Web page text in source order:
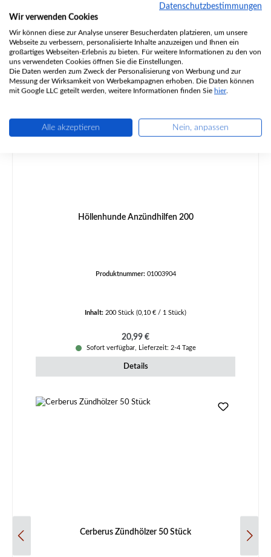
Lieferzeit ca. 2-3 Wochen
Details
Nur 1 auf Lager!
Höllenhunde Anzündhilfen 200
Produktnummer: 01003904
Inhalt: 200 Stück (0,10 € / 1 Stück)
Regulärer Preis:
20,99 €
Sofort verfügbar, Lieferzeit: 2-4 Tage
Details
Cerberus Zündhölzer 50 Stück
Datenschutzbestimmungen
Wir verwenden Cookies
Wir können diese zur Analyse unserer Besucherdaten platzieren, um unsere
Webseite zu verbessern, personalisierte Inhalte anzuzeigen und Ihnen ein
großartiges Webseiten-Erlebnis zu bieten. Für weitere Informationen zu den von
uns verwendeten Cookies öffnen Sie die Einstellungen.
Die Daten werden zum Zweck der Personalisierung von Werbung und zur
Messung der Wirksamkeit von Werbekampagnen erhoben. Die Daten können
mit Google LLC geteilt werden, weitere Informationen finden Sie hier.
Alle akzeptieren Nein, anpassen